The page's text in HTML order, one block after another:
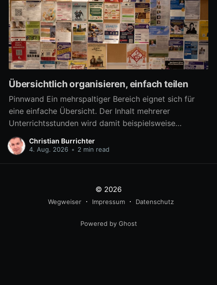
Übersichtlich organisieren, einfach teilen
Pinnwand Ein mehrspaltiger Bereich eignet sich für
eine einfache Übersicht. Der Inhalt mehrerer
Unterrichtsstunden wird damit beispielsweise
übersichtlich verfügbar. Aber auch zahlreiche
Materialien für eine Arbeitsphase lassen sich damit
Christian Burrichter
4. Aug. 2026 • 2 min read
© 2026
Wegweiser Impressum Datenschutz
Powered by Ghost